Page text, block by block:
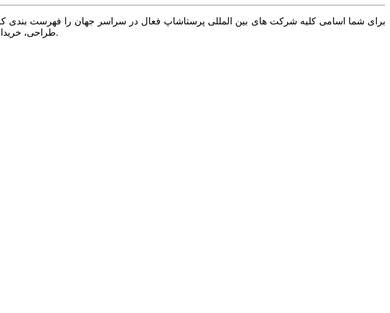
برای شما اسامی کلیه شرکت های بین المللی پرستاشاپ فعال در سراسر جهان را فهرست بندی
طراحی، خریداری، فارسی سازی و عرضه می کنیم. با نیوزپاور همیشه وب سایت خود را بروز و پویا نگه دارید.